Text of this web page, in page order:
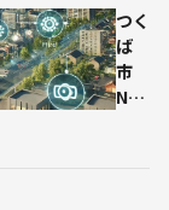
共同
研究
で実
用化
用問題で対
立
つく
ば
市
NEC